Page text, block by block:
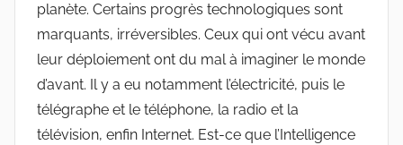
planète. Certains progrès technologiques sont
marquants, irréversibles. Ceux qui ont vécu avant
leur déploiement ont du mal à imaginer le monde
d’avant. Il y a eu notamment l’électricité, puis le
télégraphe et le téléphone, la radio et la
télévision, enfin Internet. Est-ce que l’Intelligence